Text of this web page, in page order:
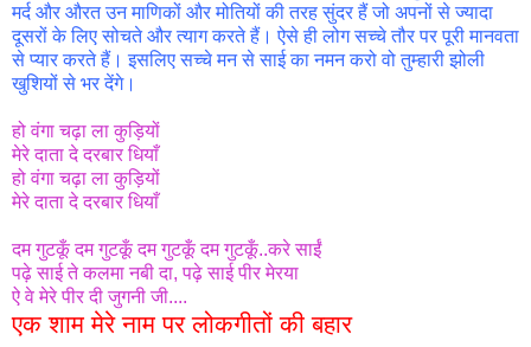
मर्द और औरत उन माणिकों और मोतियों की तरह सुंदर हैं जो अपनों से ज्यादा
दूसरों के लिए सोचते और त्याग करते हैं। ऐसे ही लोग सच्चे तौर पर पूरी मानवता
से प्यार करते हैं। इसलिए सच्चे मन से साई का नमन करो वो तुम्हारी झोली
खुशियों से भर देंगे।
हो वंगा चढ़ा ला कुड़ियों
मेरे दाता दे दरबार धियाँ
हो वंगा चढ़ा ला कुड़ियों
मेरे दाता दे दरबार धियाँ
दम गुटकूँ दम गुटकूँ दम गुटकूँ दम गुटकूँ..करे साईं
पढ़े साई ते कलमा नबी दा, पढ़े साई पीर मेरया
ऐ वे मेरे पीर दी जुगनी जी....
एक शाम मेरे नाम पर लोकगीतों की बहार